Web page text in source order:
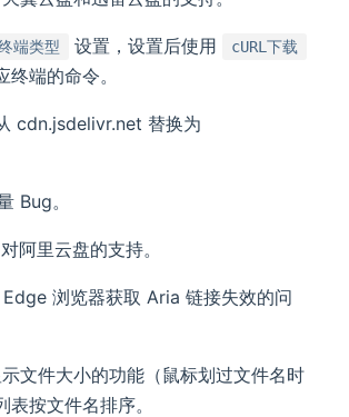
端类型 设置，设置后使用 cURL下载
端的命令。
cdn.jsdelivr.net 替换为
Bug。
阿里云盘的支持。
浏览器获取 Aria 链接失效的问
文件大小的功能（鼠标划过文件名时
表按文件名排序。